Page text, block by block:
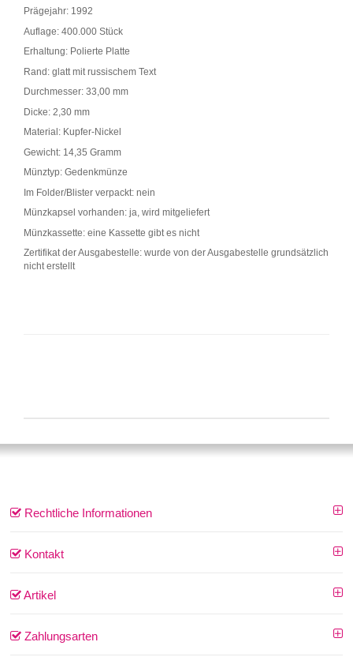
Prägejahr: 1992
Auflage: 400.000 Stück
Erhaltung: Polierte Platte
Rand: glatt mit russischem Text
Durchmesser: 33,00 mm
Dicke: 2,30 mm
Material: Kupfer-Nickel
Gewicht: 14,35 Gramm
Münztyp: Gedenkmünze
Im Folder/Blister verpackt: nein
Münzkapsel vorhanden: ja, wird mitgeliefert
Münzkassette: eine Kassette gibt es nicht
Zertifikat der Ausgabestelle: wurde von der Ausgabestelle grundsätzlich
nicht erstellt
Rechtliche Informationen
Kontakt
Artikel
Zahlungsarten